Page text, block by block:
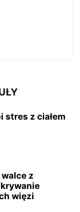
stres z ciałem
z
więzi